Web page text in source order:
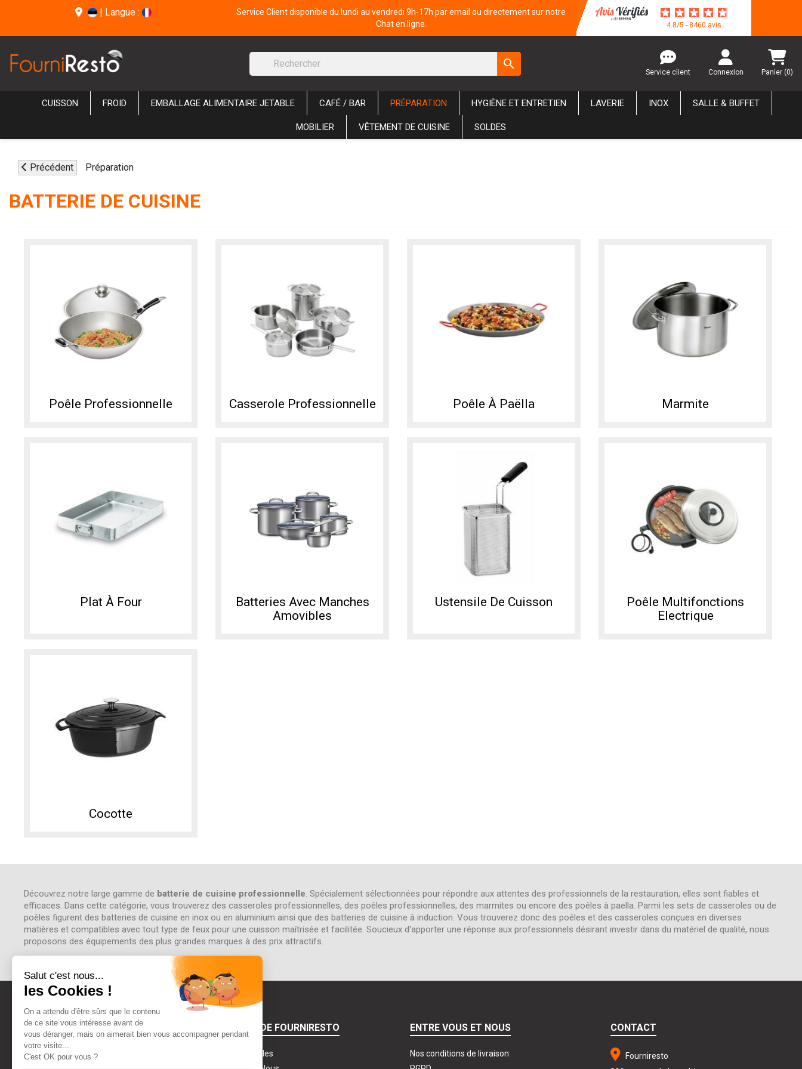
| Langue :
Service Client disponible du lundi au vendredi 9h-17h par email ou directement sur notre
Chat en ligne.
4.8/5 - 8460 avis
search
Service client Connexion Panier (0)
CUISSON FROID EMBALLAGE ALIMENTAIRE JETABLE CAFÉ / BAR PRÉPARATION HYGIÈNE ET ENTRETIEN LAVERIE INOX SALLE & BUFFET
MOBILIER VÊTEMENT DE CUISINE SOLDES
Précédent Préparation
BATTERIE DE CUISINE
Poêle Professionnelle Casserole Professionnelle Poêle À Paëlla Marmite
Plat À Four
Batteries Avec Manches
Amovibles
Ustensile De Cuisson
Poêle Multifonctions
Electrique
Cocotte
Découvrez notre large gamme de batterie de cuisine professionnelle. Spécialement sélectionnées pour répondre aux attentes des professionnels de la restauration, elles sont fiables et
efficaces. Dans cette catégorie, vous trouverez des casseroles professionnelles, des poêles professionnelles, des marmites ou encore des poêles à paella. Parmi les sets de casseroles ou de
poêles figurent des batteries de cuisine en inox ou en aluminium ainsi que des batteries de cuisine à induction. Vous trouverez donc des poêles et des casseroles conçues en diverses
matières et compatibles avec tout type de feux pour une cuisson maîtrisée et facilitée. Soucieux d'apporter une réponse aux professionnels désirant investir dans du matériel de qualité, nous
proposons des équipements des plus grandes marques à des prix attractifs.
A PROPOS DE FOURNIRESTO
Mentions légales
ENTRE VOUS ET NOUS
Nos conditions de livraison
CONTACT
Fourniresto